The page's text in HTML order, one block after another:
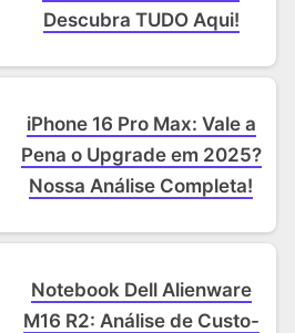
Descubra TUDO Aqui!
iPhone 16 Pro Max: Vale a
Pena o Upgrade em 2025?
Nossa Análise Completa!
Notebook Dell Alienware
M16 R2: Análise de Custo-